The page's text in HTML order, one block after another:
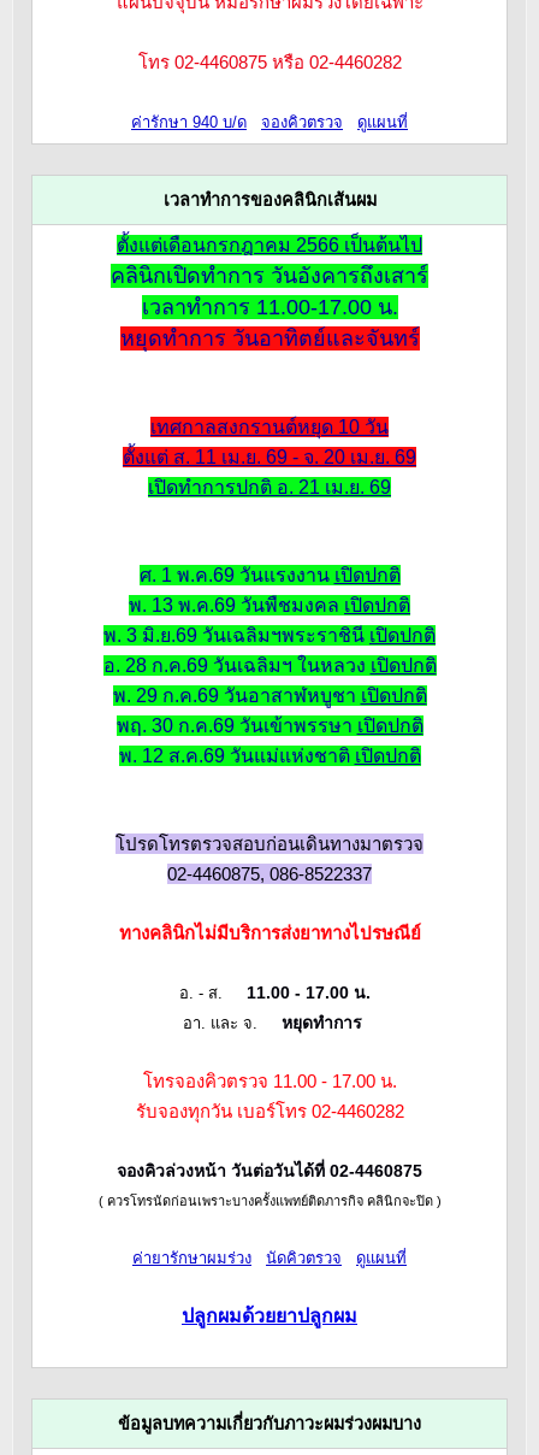
โทร 02-4460875 หรือ 02-4460282
ค่ารักษา 940 บ/ด จองคิวตรวจ ดูแผนที่
เวลาทำการของคลินิกเส้นผม
ตั้งแต่เดือนกรกฎาคม 2566 เป็นต้นไป
คลินิกเปิดทำการ วันอังคารถึงเสาร์
เวลาทำการ 11.00-17.00 น.
หยุดทำการ วันอาทิตย์และจันทร์
เทศกาลสงกรานต์หยุด 10 วัน
ตั้งแต่ ส. 11 เม.ย. 69 - จ. 20 เม.ย. 69
เปิดทำการปกติ อ. 21 เม.ย. 69
ศ. 1 พ.ค.69 วันแรงงาน เปิดปกติ
พ. 13 พ.ค.69 วันพืชมงคล เปิดปกติ
พ. 3 มิ.ย.69 วันเฉลิมฯพระราชินี เปิดปกติ
อ. 28 ก.ค.69 วันเฉลิมฯ ในหลวง เปิดปกติ
พ. 29 ก.ค.69 วันอาสาฬหบูชา เปิดปกติ
พฤ. 30 ก.ค.69 วันเข้าพรรษา เปิดปกติ
พ. 12 ส.ค.69 วันแม่แห่งชาติ เปิดปกติ
โปรดโทรตรวจสอบก่อนเดินทางมาตรวจ
02-4460875, 086-8522337
ทางคลินิกไม่มีบริการส่งยาทางไปรษณีย์
อ. - ส. 11.00 - 17.00 น.
อา. และ จ. หยุดทำการ
โทรจองคิวตรวจ 11.00 - 17.00 น.
รับจองทุกวัน เบอร์โทร 02-4460282
จองคิวล่วงหน้า วันต่อวันได้ที่ 02-4460875
( ควรโทรนัดก่อนเพราะบางครั้งแพทย์ติดภารกิจ คลินิกจะปิด )
ค่ายารักษาผมร่วง นัดคิวตรวจ ดูแผนที่
ปลูกผมด้วยยาปลูกผม
ข้อมูลบทความเกี่ยวกับภาวะผมร่วงผมบาง